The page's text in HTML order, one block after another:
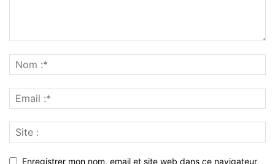
Enregistrer mon nom, email et site web dans ce navigateur